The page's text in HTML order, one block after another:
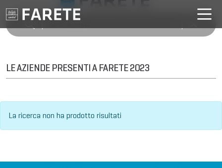
LE AZIENDE PRESENTI A FARETE 2023
La ricerca non ha prodotto risultati